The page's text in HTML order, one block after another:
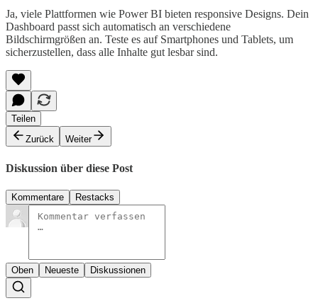
Ja, viele Plattformen wie Power BI bieten responsive Designs. Dein
Dashboard passt sich automatisch an verschiedene
Bildschirmgrößen an. Teste es auf Smartphones und Tablets, um
sicherzustellen, dass alle Inhalte gut lesbar sind.
Teilen
Zurück
Weiter
Diskussion über diese Post
Kommentare Restacks
Oben Neueste Diskussionen